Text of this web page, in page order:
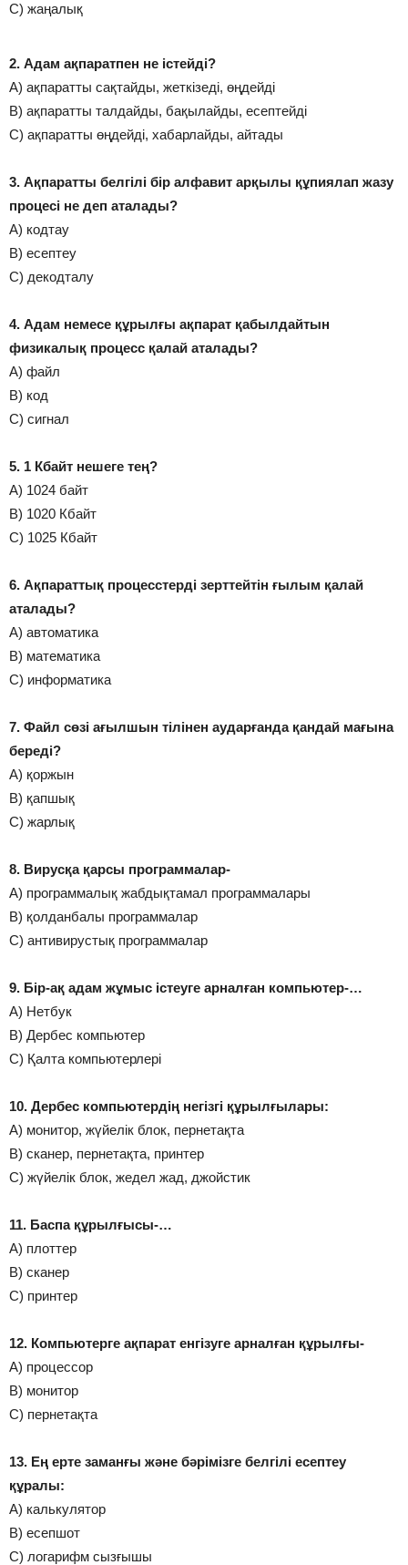
С) жаңалық
2. Адам ақпаратпен не істейді?
А) ақпаратты сақтайды, жеткізеді, өңдейді
В) ақпаратты талдайды, бақылайды, есептейді
С) ақпаратты өңдейді, хабарлайды, айтады
3. Ақпаратты белгілі бір алфавит арқылы құпиялап жазу
процесі не деп аталады?
А) кодтау
В) есептеу
С) декодталу
4. Адам немесе құрылғы ақпарат қабылдайтын
физикалық процесс қалай аталады?
А) файл
В) код
С) сигнал
5. 1 Кбайт нешеге тең?
А) 1024 байт
В) 1020 Кбайт
С) 1025 Кбайт
6. Ақпараттық процесстерді зерттейтін ғылым қалай
аталады?
А) автоматика
В) математика
С) информатика
7. Файл сөзі ағылшын тілінен аударғанда қандай мағына
береді?
А) қоржын
В) қапшық
С) жарлық
8. Вирусқа қарсы программалар-
А) программалық жабдықтамал программалары
В) қолданбалы программалар
С) антивирустық программалар
9. Бір-ақ адам жұмыс істеуге арналған компьютер-…
А) Нетбук
В) Дербес компьютер
С) Қалта компьютерлері
10. Дербес компьютердің негізгі құрылғылары:
А) монитор, жүйелік блок, пернетақта
В) сканер, пернетақта, принтер
С) жүйелік блок, жедел жад, джойстик
11. Баспа құрылғысы-…
А) плоттер
В) сканер
С) принтер
12. Компьютерге ақпарат енгізуге арналған құрылғы-
А) процессор
В) монитор
С) пернетақта
13. Ең ерте заманғы және бәрімізге белгілі есептеу
құралы:
А) калькулятор
В) есепшот
С) логарифм сызғышы